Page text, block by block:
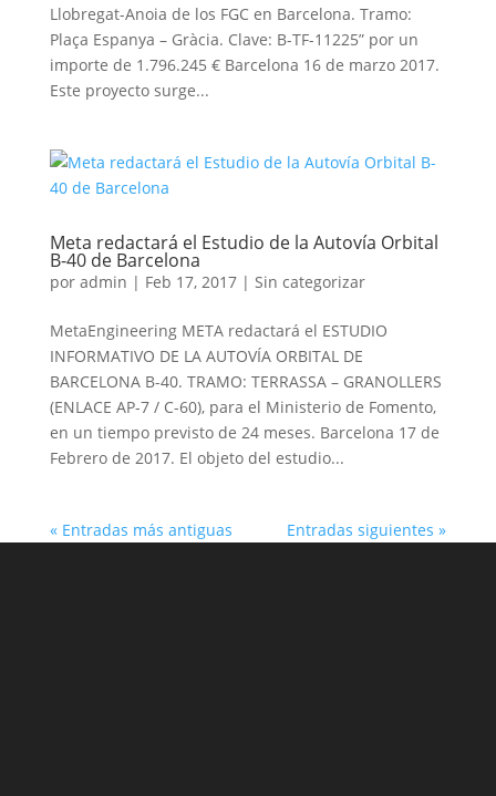
Llobregat-Anoia de los FGC en Barcelona. Tramo:
Plaça Espanya – Gràcia. Clave: B-TF-11225” por un
importe de 1.796.245 € Barcelona 16 de marzo 2017.
Este proyecto surge...
Meta redactará el Estudio de la Autovía Orbital
B-40 de Barcelona
por admin | Feb 17, 2017| Sin categorizar
MetaEngineering META redactará el ESTUDIO
INFORMATIVO DE LA AUTOVÍA ORBITAL DE
BARCELONA B-40. TRAMO: TERRASSA – GRANOLLERS
(ENLACE AP-7 / C-60), para el Ministerio de Fomento,
en un tiempo previsto de 24 meses. Barcelona 17 de
Febrero de 2017. El objeto del estudio...
« Entradas más antiguas Entradas siguientes »